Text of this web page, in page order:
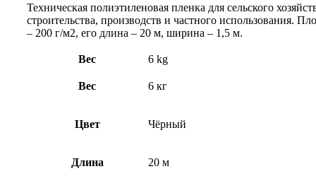
Техническая полиэтиленовая пленка для сельского
строительства, производств и частного использования.
– 200 г/м2, его длина – 20 м, ширина – 1,5 м.
Вес 6 kg
Вес 6 кг
Цвет Чёрный
Длина 20 м